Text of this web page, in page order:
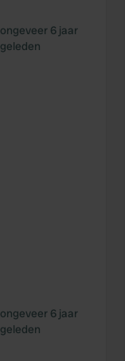
ongeveer 6 jaar
geleden
ongeveer 6 jaar
geleden